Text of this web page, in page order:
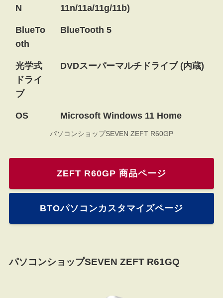
N
11n/11a/11g/11b)
BlueTo
oth
BlueTooth 5
光学式
ドライ
ブ
DVDスーパーマルチドライブ (内蔵)
OS Microsoft Windows 11 Home
パソコンショップSEVEN ZEFT R60GP
ZEFT R60GP 商品ページ
BTOパソコンカスタマイズページ
パソコンショップSEVEN ZEFT R61GQ